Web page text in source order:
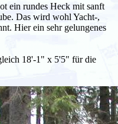
ein rundes Heck mit sanft
Das wird wohl Yacht-,
Hier ein sehr gelungenes
18'-1" x 5'5" für die